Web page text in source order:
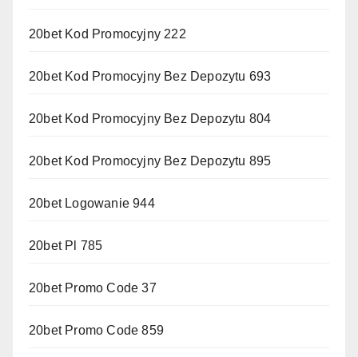
20bet Kod Promocyjny 222
20bet Kod Promocyjny Bez Depozytu 693
20bet Kod Promocyjny Bez Depozytu 804
20bet Kod Promocyjny Bez Depozytu 895
20bet Logowanie 944
20bet Pl 785
20bet Promo Code 37
20bet Promo Code 859